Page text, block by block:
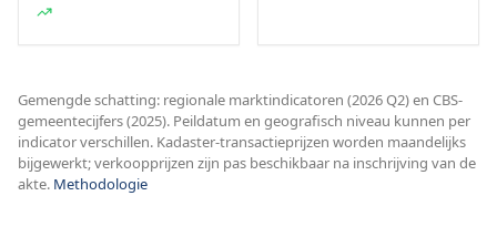
Gemengde schatting: regionale marktindicatoren (2026 Q2) en CBS-
gemeentecijfers (2025). Peildatum en geografisch niveau kunnen per
indicator verschillen. Kadaster-transactieprijzen worden maandelijks
bijgewerkt; verkoopprijzen zijn pas beschikbaar na inschrijving van de
akte. Methodologie